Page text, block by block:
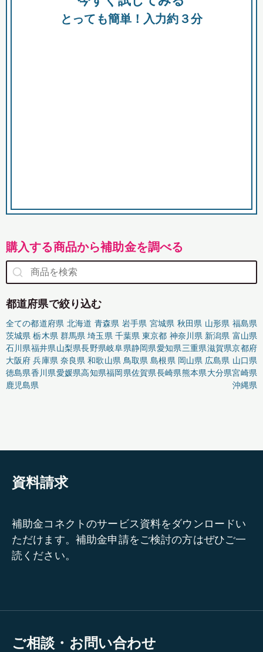
とっても簡単！入力約３分
購入する商品から補助金を調べる
都道府県で絞り込む
全ての都道府県 北海道 青森県 岩手県 宮城県 秋田県 山形県 福島県
茨城県 栃木県 群馬県 埼玉県 千葉県 東京都 神奈川県 新潟県 富山県
石川県福井県山梨県長野県岐阜県静岡県愛知県三重県滋賀県京都府
大阪府 兵庫県 奈良県 和歌山県 鳥取県 島根県 岡山県 広島県 山口県
徳島県香川県愛媛県高知県福岡県佐賀県長崎県熊本県大分県宮崎県
鹿児島県
沖縄県
資料請求
補助金コネクトのサービス資料をダウンロードい
ただけます。補助金申請をご検討の方はぜひご一
読ください。
ご相談・お問い合わせ